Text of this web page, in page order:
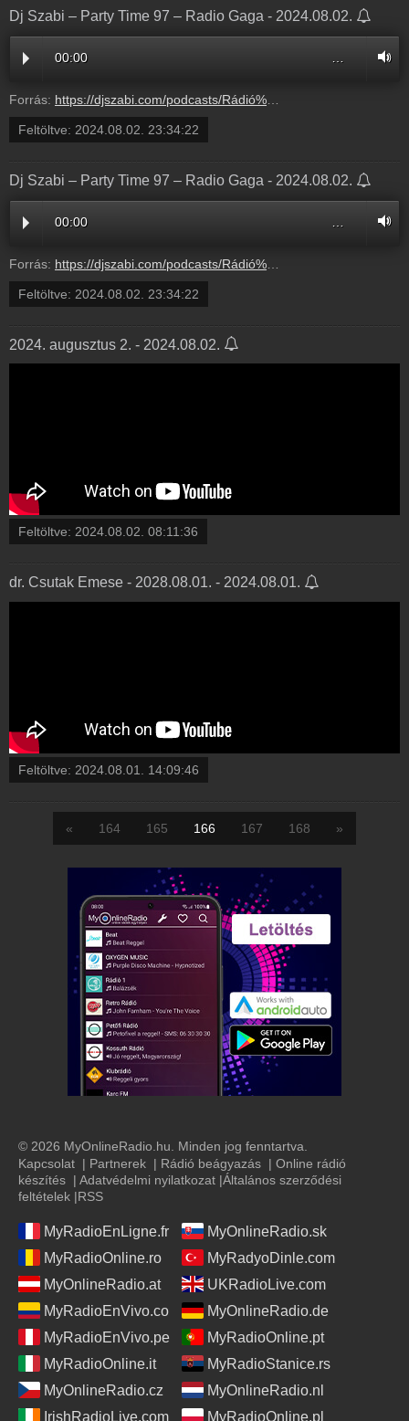
Dj Szabi – Party Time 97 – Radio Gaga - 2024.08.02.
00:00
Forrás: https://djszabi.com/podcasts/Rádió%20GaGa%20Party%20Time%20-%2097.mp3
Feltöltve: 2024.08.02. 23:34:22
Dj Szabi – Party Time 97 – Radio Gaga - 2024.08.02.
00:00
Forrás: https://djszabi.com/podcasts/Rádió%20GaGa%20Party%20Time%20-%2097.mp3
Feltöltve: 2024.08.02. 23:34:22
2024. augusztus 2. - 2024.08.02.
Feltöltve: 2024.08.02. 08:11:36
dr. Csutak Emese - 2028.08.01. - 2024.08.01.
Feltöltve: 2024.08.01. 14:09:46
« 164 165 166 167 168 »
© 2026 MyOnlineRadio.hu. Minden jog fenntartva.
Kapcsolat | Partnerek | Rádió beágyazás | Online rádió
készítés | Adatvédelmi nyilatkozat |Általános szerződési
feltételek |RSS
MyRadioEnLigne.fr
MyOnlineRadio.sk
MyRadioOnline.ro
MyRadyoDinle.com
MyOnlineRadio.at
UKRadioLive.com
MyRadioEnVivo.co
MyOnlineRadio.de
MyRadioEnVivo.pe
MyRadioOnline.pt
MyRadioOnline.it
MyRadioStanice.rs
MyOnlineRadio.cz
MyOnlineRadio.nl
IrishRadioLive.com
MyRadioOnline.pl